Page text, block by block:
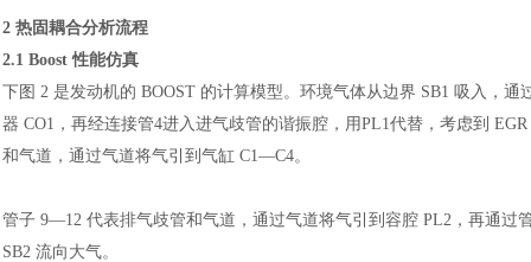
2 热固耦合分析流程
2.1 Boost 性能仿真
下图 2 是发动机的 BOOST 的计算模型。环境气体从边界 SB1 吸入，
器 CO1，再经连接管4进入进气歧管的谐振腔，用PL1代替，考虑到
和气道，通过气道将气引到气缸 C1—C4。
管子 9—12 代表排气歧管和气道，通过气道将气引到容腔 PL2，再通过
SB2 流向大气。